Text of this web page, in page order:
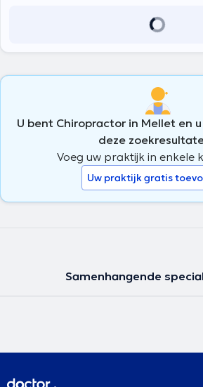
U bent Chiropractor in Mellet en
deze
Voeg uw praktijk in enkele
Uw praktijk gratis
Samenhangende